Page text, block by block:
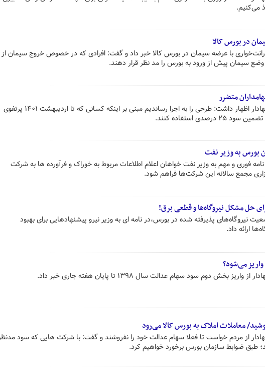
می‌کنیم.
در بورس کالا
با عرضه سیمان در بورس کالا خبر داد و گفت: افرادی که در خصوص خروج سیمان از
وضع سیمان پیش از ورود به بورس را مد نظر قرار دهند.
متضرر
رییس سازمان بورس و اوراق بهادار اظهار داشت: طرحی را به اجرا رساندیم مبنی بر اینکه کسانی که تا اردیبهشت ۱۴۰۱ پرتفوی
استفاده کنند.
بورس به وزیر نفت
فوری و مهم به وزیر نفت خواهان اعلام اطلاعات مربوط به خوراک و فرآورده ها به شرکت
مجمع سالانه این شرکت‌ها فراهم شود.
حل مشکل نیروگاه‌ها و قطعی برق!
پذیرفته شده در بورس‌،در نامه ای به وزیر نیرو پیشنهادهایی برای بهبود
ارائه داد.
می‌شود؟
بخش دوم سود سهام عدالت سال ۱۳۹۸ تا پایان هفته جاری خبر داد.
معاملات املاک به بورس کالا می‌رود
از مردم خواست تا فعلا سهام عدالت خود را نفروشند و گفت: با شرکت هایی که سود
طبق ضوابط سازمان بورس برخورد خواهیم کرد.